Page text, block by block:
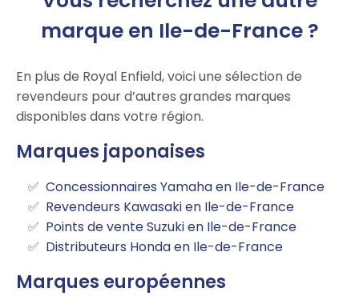
marque en Ile-de-France ?
En plus de Royal Enfield, voici une sélection de
revendeurs pour d’autres grandes marques
disponibles dans votre région.
Marques japonaises
Concessionnaires Yamaha en Ile-de-France
Revendeurs Kawasaki en Ile-de-France
Points de vente Suzuki en Ile-de-France
Distributeurs Honda en Ile-de-France
Marques européennes